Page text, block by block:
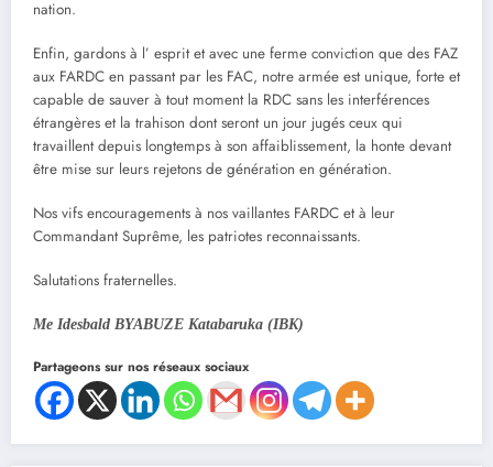
nation.
Enfin, gardons à l’ esprit et avec une ferme conviction que des FAZ
aux FARDC en passant par les FAC, notre armée est unique, forte et
capable de sauver à tout moment la RDC sans les interférences
étrangères et la trahison dont seront un jour jugés ceux qui
travaillent depuis longtemps à son affaiblissement, la honte devant
être mise sur leurs rejetons de génération en génération.
Nos vifs encouragements à nos vaillantes FARDC et à leur
Commandant Suprême, les patriotes reconnaissants.
Salutations fraternelles.
Me Idesbald BYABUZE Katabaruka (IBK)
Partageons sur nos réseaux sociaux